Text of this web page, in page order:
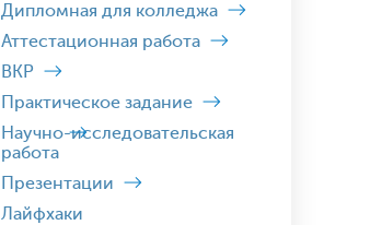
Дипломная для колледжа
Аттестационная работа
ВКР
Практическое задание
Научно-исследовательская
работа
Презентации
Лайфхаки